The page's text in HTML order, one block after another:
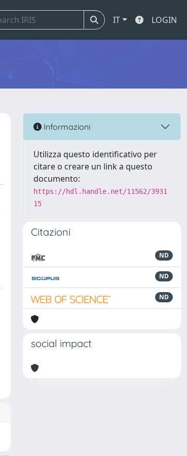
IT LOGIN
Informazioni
Utilizza questo identificativo per
citare o creare un link a questo
documento:
https://hdl.handle.net/11562/3931
15
Citazioni
ND
ND
ND
social impact